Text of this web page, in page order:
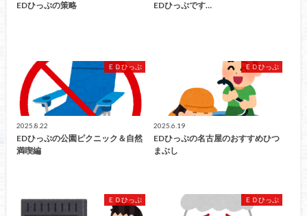
EDひっぷの策略 EDひっぷです…
ＥＤひっぷ
2025.8.22
EDひっぷの公園ピクニック＆自然
満喫編
ＥＤひっぷ
2025.6.19
EDひっぷの名古屋のおすすめひつ
まぶし
ＥＤひっぷ ＥＤひっぷ